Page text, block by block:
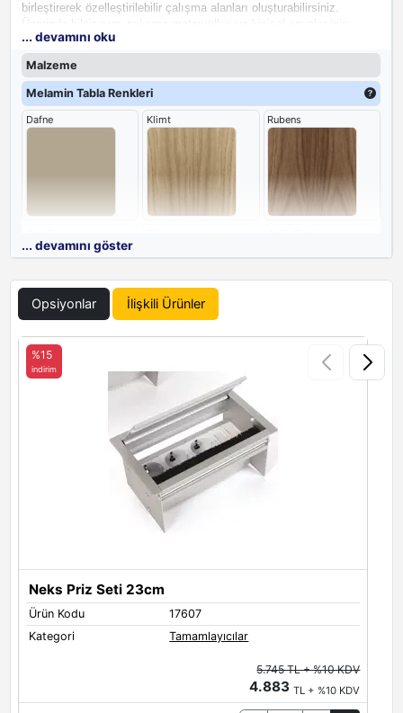
birleştirerek özelleştirilebilir çalışma alanları oluşturabilirsiniz.
yeterli alan bulunur. Sade ve çarpıcı tasarımıyla çalışma ortamınıza
modern bir hava katar.
... devamını oku
Malzeme
Melamin Tabla Renkleri
Dafne Klimt Rubens
Siyah
Beyaz
Metal Renkleri
Metal Ayak Renkleri
Black White
... devamını göster
Opsiyonlar İlişkili Ürünler
Neks Priz Seti 23cm
Ürün Kodu
17607
Kategori
Tamamlayıcılar
%15
indirim
5.745 TL + %10 KDV
4.883TL + %10 KDV